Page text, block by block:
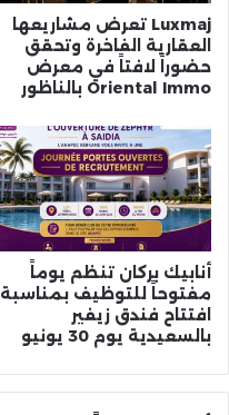
Luxmaj تعرض مشاريعها
العقارية الفاخرة وتحقق
حضوراً لافتاً في معرض
Oriental Immo بالناظور
أنابيك بركان تنظم يوماً
مفتوحاً للتوظيف بمناسبة
افتتاح فندق زيفير
بالسعيدية يوم 30 يونيو